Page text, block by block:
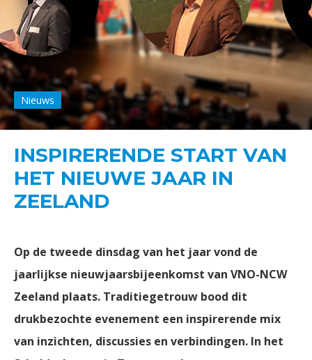
Nieuws
INSPIRERENDE START VAN
HET NIEUWE JAAR IN
ZEELAND
Op de tweede dinsdag van het jaar vond de
jaarlijkse nieuwjaarsbijeenkomst van VNO-NCW
Zeeland plaats. Traditiegetrouw bood dit
drukbezochte evenement een inspirerende mix
van inzichten, discussies en verbindingen. In het